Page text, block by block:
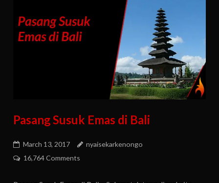
Pasang Susuk Emas di Bali
March 13, 2017
nyaisekarkenongo
16,764 Comments